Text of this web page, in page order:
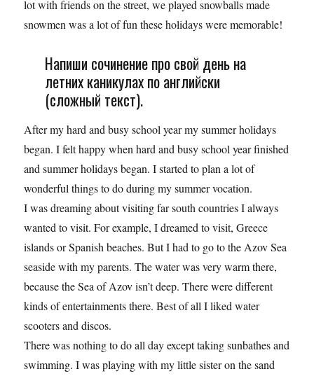
lot with friends on the street, we played snowballs made
snowmen was a lot of fun these holidays were memorable!
Напиши сочинение про свой день на
летних каникулах по английски
(сложный текст).
After my hard and busy school year my summer holidays
began. I felt happy when hard and busy school year finished
and summer holidays began. I started to plan a lot of
wonderful things to do during my summer vocation.
I was dreaming about visiting far south countries I always
wanted to visit. For example, I dreamed to visit, Greece
islands or Spanish beaches. But I had to go to the Azov Sea
seaside with my parents. The water was very warm there,
because the Sea of Azov isn’t deep. There were different
kinds of entertainments there. Best of all I liked water
scooters and discos.
There was nothing to do all day except taking sunbathes and
swimming. I was playing with my little sister on the sand